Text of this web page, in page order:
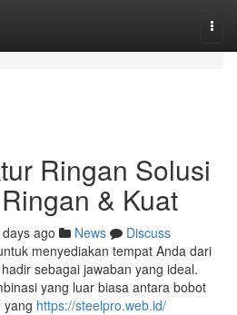
Ringan Solusi
& Kuat
ago News
Discuss
menyediakan tempat Anda dari
sebagai jawaban yang ideal.
yang luar biasa antara bobot
yang https://steelpro.web.id/